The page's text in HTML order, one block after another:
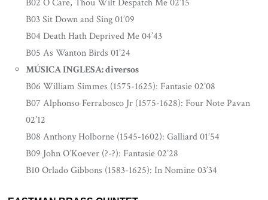
B03 Sit Down and Sing 01’09
B04 Death Hath Deprived Me 04’43
B05 As Wanton Birds 01’24
MÚSICA INGLESA: diversos
B06 William Simmes (1575-1625): Fantasie 02’08
B07 Alphonso Ferrabosco Jr (1575-1628): Four Note Pavan
02’12
B08 Anthony Holborne (1545-1602): Galliard 01’54
B09 John O’Koever (?-?): Fantasie 02’28
B10 Orlado Gibbons (1583-1625): In Nomine 03’34